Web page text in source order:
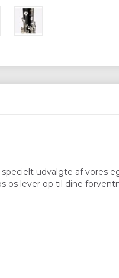
udvalgte af vores
os lever op til dine